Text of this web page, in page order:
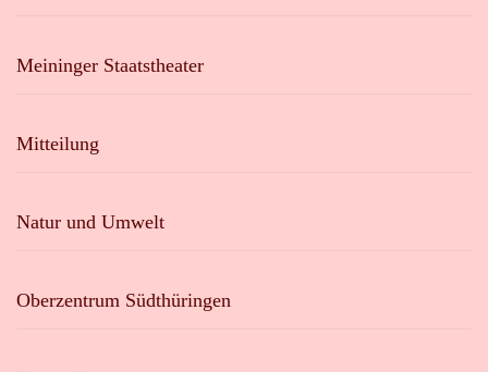
Meininger Staatstheater
Mitteilung
Natur und Umwelt
Oberzentrum Südthüringen